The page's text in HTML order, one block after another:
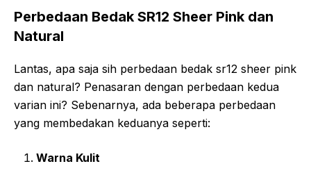
Perbedaan Bedak SR12 Sheer Pink dan
Natural
Lantas, apa saja sih perbedaan bedak sr12 sheer pink
dan natural? Penasaran dengan perbedaan kedua
varian ini? Sebenarnya, ada beberapa perbedaan
yang membedakan keduanya seperti:
Warna Kulit